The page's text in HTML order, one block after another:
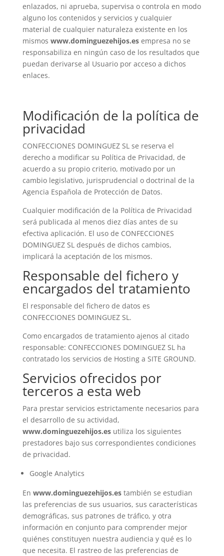
enlazados, ni aprueba, supervisa o controla en modo
alguno los contenidos y servicios y cualquier
material de cualquier naturaleza existente en los
mismos www.dominguezehijos.esempresa no se
responsabiliza en ningún caso de los resultados que
puedan derivarse al Usuario por acceso a dichos
enlaces.
Modificación de la política de
privacidad
CONFECCIONES DOMINGUEZ SLse reserva el
derecho a modificar su Política de Privacidad, de
acuerdo a su propio criterio, motivado por un
cambio legislativo, jurisprudencial o doctrinal de la
Agencia Española de Protección de Datos.
Cualquier modificación de la Política de Privacidad
será publicada al menos diez días antes de su
efectiva aplicación. El uso de CONFECCIONES
DOMINGUEZ SLdespués de dichos cambios,
implicará la aceptación de los mismos.
Responsable del fichero y
encargados del tratamiento
El responsable del fichero de datos es
CONFECCIONES DOMINGUEZ SL.
Como encargados de tratamiento ajenos al citado
responsable: CONFECCIONES DOMINGUEZ SLha
contratado los servicios de Hosting a SITE GROUND.
Servicios ofrecidos por
terceros a esta web
Para prestar servicios estrictamente necesarios para
el desarrollo de su actividad,
www.dominguezehijos.esutiliza los siguientes
prestadores bajo sus correspondientes condiciones
de privacidad.
Google Analytics
En www.dominguezehijos.estambién se estudian
las preferencias de sus usuarios, sus características
demográficas, sus patrones de tráfico, y otra
información en conjunto para comprender mejor
quiénes constituyen nuestra audiencia y qué es lo
que necesita. El rastreo de las preferencias de